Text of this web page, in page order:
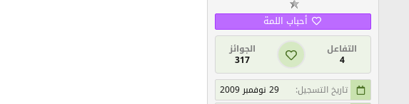
أحباب اللمة
التفاعل
4
الجوائز
317
تاريخ التسجيل
29 نوفمبر 2009